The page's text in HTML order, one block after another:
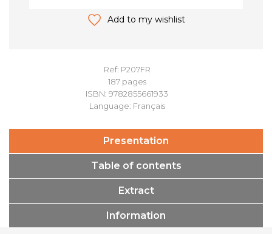
Ref: P207FR
187 pages
ISBN: 9782855661933
Language: Français
Add to my wishlist
Presentation
Table of contents
Extract
Information